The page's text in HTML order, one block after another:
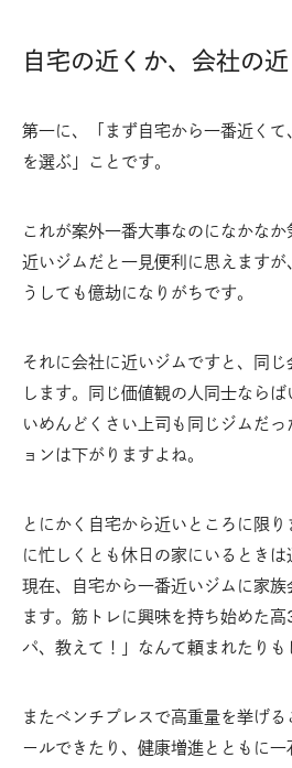
自宅の近くか、会社の近
第一に、「まず自宅から一番近く
を選ぶ」ことです。
これが案外一番大事なのになかな
近いジムだと一見便利に思えます
うしても億劫になりがちです。
それに会社に近いジムですと、同
します。同じ価値観の人同士なら
いめんどくさい上司も同じジムだ
ョンは下がりますよね。
とにかく自宅から近いところに限
に忙しくとも休日の家にいるとき
現在、自宅から一番近いジムに家
ます。筋トレに興味を持ち始めた
パ、教えて！」なんて頼まれたりも
またベンチプレスで高重量を挙げ
ールできたり、健康増進とともに